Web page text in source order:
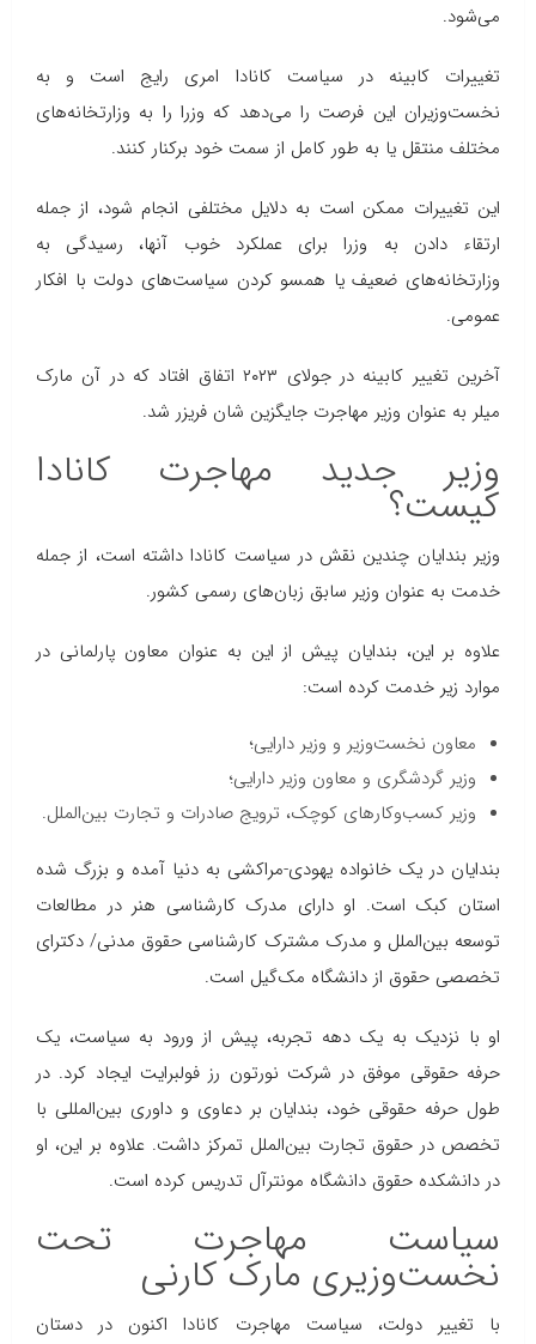
می‌شود.
تغییرات کابینه در سیاست کانادا امری رایج است و به
نخست‌وزیران این فرصت را می‌دهد که وزرا را به وزارتخانه‌های
مختلف منتقل یا به طور کامل از سمت خود برکنار کنند.
این تغییرات ممکن است به دلایل مختلفی انجام شود، از جمله
ارتقاء دادن به وزرا برای عملکرد خوب آنها، رسیدگی به
وزارتخانه‌های ضعیف یا همسو کردن سیاست‌های دولت با افکار
عمومی.
آخرین تغییر کابینه در جولای ۲۰۲۳ اتفاق افتاد که در آن مارک
میلر به عنوان وزیر مهاجرت جایگزین شان فریزر شد.
وزیر جدید مهاجرت کانادا
کیست؟
وزیر بندایان چندین نقش در سیاست کانادا داشته است، از جمله
خدمت به عنوان وزیر سابق زبان‌های رسمی کشور.
علاوه بر این، بندایان پیش از این به عنوان معاون پارلمانی در
موارد زیر خدمت کرده است:
معاون نخست‌وزیر و وزیر دارایی؛
وزیر گردشگری و معاون وزیر دارایی؛
وزیر کسب‌وکارهای کوچک، ترویج صادرات و تجارت بین‌الملل.
بندایان در یک خانواده یهودی-مراکشی به دنیا آمده و بزرگ شده
استان کبک است. او دارای مدرک کارشناسی هنر در مطالعات
توسعه بین‌الملل و مدرک مشترک کارشناسی حقوق مدنی/ دکترای
تخصصی حقوق از دانشگاه مک‌گیل است.
او با نزدیک به یک دهه تجربه، پیش از ورود به سیاست، یک
حرفه حقوقی موفق در شرکت نورتون رز فولبرایت ایجاد کرد. در
طول حرفه حقوقی خود، بندایان بر دعاوی و داوری بین‌المللی با
تخصص در حقوق تجارت بین‌الملل تمرکز داشت. علاوه بر این، او
در دانشکده حقوق دانشگاه مونترآل تدریس کرده است.
سیاست مهاجرت تحت
نخست‌وزیری مارک کارنی
با تغییر دولت، سیاست مهاجرت کانادا اکنون در دستان